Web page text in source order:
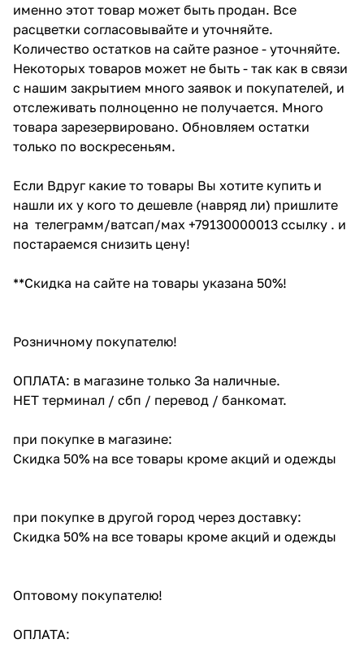
именно этот товар может быть продан. Все
расцветки согласовывайте и уточняйте.
Количество остатков на сайте разное - уточняйте.
Некоторых товаров может не быть - так как в связи
с нашим закрытием много заявок и покупателей, и
отслеживать полноценно не получается. Много
товара зарезервировано. Обновляем остатки
только по воскресеньям.
Если Вдруг какие то товары Вы хотите купить и
нашли их у кого то дешевле (навряд ли) пришлите
на телеграмм/ватсап/мах +79130000013 ссылку . и
постараемся снизить цену!
**Скидка на сайте на товары указана 50%!
Розничному покупателю!
ОПЛАТА: в магазине только За наличные.
НЕТ терминал / сбп / перевод / банкомат.
при покупке в магазине:
Скидка 50% на все товары кроме акций и одежды
при покупке в другой город через доставку:
Скидка 50% на все товары кроме акций и одежды
Оптовому покупателю!
ОПЛАТА: